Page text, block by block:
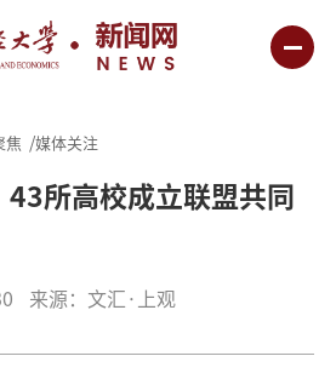
焦 媒体关注
43所高校成立联盟共同
来源：文汇·上观